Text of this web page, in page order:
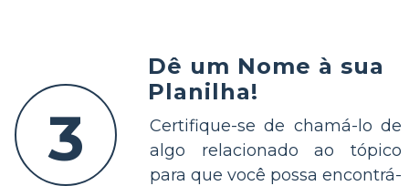
3
Dê um Nome à sua
Planilha!
Certifique-se de chamá-lo de
algo relacionado ao tópico
para que você possa encontrá-